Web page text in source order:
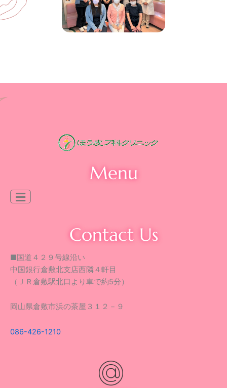
Menu
Contact Us
■国道４２９号線沿い
中国銀行倉敷北支店西隣４軒目
（ＪＲ倉敷駅北口より車で約5分）
岡山県倉敷市浜の茶屋３１２－９
086-426-1210